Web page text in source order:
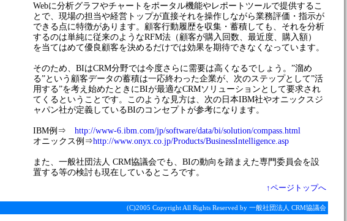
Webに分析グラフやチャートをポータル機能やレポートツールで提供するこ
とで、現場の担当や経営トップが直接それを操作しながら業務評価・指示が
できる点に特徴があります。顧客行動履歴を収集・蓄積しても、それを分析
するのは単純に従来のようなRFM法（顧客が購入回数、最近度、購入額）
を当てはめて優良顧客を決めるだけでは効果を期待できなくなっています。
そのため、BIはCRM分野では今度さらに需要は高くなるでしょう。”溜め
る”という顧客データの蓄積は一応終わった企業が、次のステップとして”活
用する”を考え始めたときにBIが最適なCRMソリューションとして要求され
てくるということです。このような見方は、次の日本IBM社やオニックスジ
ャパン社が定義しているBIのコンセプトが参考になります。
IBM例⇒ http://www-6.ibm.com/jp/software/data/bi/solution/compass.html
オニックス例⇒http://www.onyx.co.jp/Products/BusinessIntelligence.asp
また、一般社団法人 CRM協議会でも、BIの動向を踏まえた専門委員会を設
置する等の検討も現在しているところです。
↑ページトップへ
(C)2005 Copyright All Rights Reserved by 一般社団法人 CRM協議会